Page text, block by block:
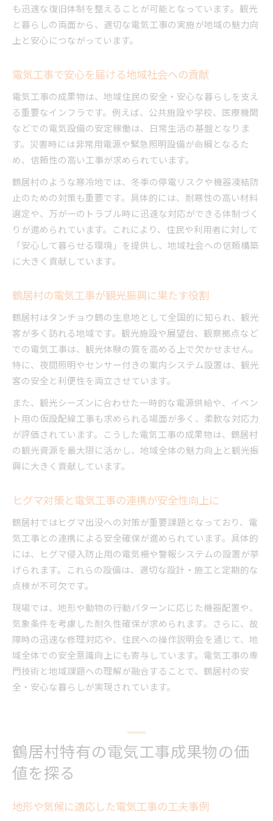
も迅速な復旧体制を整えることが可能となっています。観光
と暮らしの両面から、適切な電気工事の実施が地域の魅力向
上と安心につながっています。
電気工事で安心を届ける地域社会への貢献
電気工事の成果物は、地域住民の安全・安心な暮らしを支え
る重要なインフラです。例えば、公共施設や学校、医療機関
などでの電気設備の安定稼働は、日常生活の基盤となりま
す。災害時には非常用電源や緊急照明設備が命綱となるた
め、信頼性の高い工事が求められています。
鶴居村のような寒冷地では、冬季の停電リスクや機器凍結防
止のための対策も重要です。具体的には、耐寒性の高い材料
選定や、万が一のトラブル時に迅速な対応ができる体制づく
りが進められています。これにより、住民や利用者に対して
「安心して暮らせる環境」を提供し、地域社会への信頼構築
に大きく貢献しています。
鶴居村の電気工事が観光振興に果たす役割
鶴居村はタンチョウ鶴の生息地として全国的に知られ、観光
客が多く訪れる地域です。観光施設や展望台、観察拠点など
での電気工事は、観光体験の質を高める上で欠かせません。
特に、夜間照明やセンサー付きの案内システム設置は、観光
客の安全と利便性を両立させています。
また、観光シーズンに合わせた一時的な電源供給や、イベン
ト用の仮設配線工事も求められる場面が多く、柔軟な対応力
が評価されています。こうした電気工事の成果物は、鶴居村
の観光資源を最大限に活かし、地域全体の魅力向上と観光振
興に大きく貢献しています。
ヒグマ対策と電気工事の連携が安全性向上に
鶴居村ではヒグマ出没への対策が重要課題となっており、電
気工事との連携による安全確保が進められています。具体的
には、ヒグマ侵入防止用の電気柵や警報システムの設置が挙
げられます。これらの設備は、適切な設計・施工と定期的な
点検が不可欠です。
現場では、地形や動物の行動パターンに応じた機器配置や、
気象条件を考慮した耐久性確保が求められます。さらに、故
障時の迅速な修理対応や、住民への操作説明会を通じて、地
域全体での安全意識向上にも寄与しています。電気工事の専
門技術と地域課題への理解が融合することで、鶴居村の安
全・安心な暮らしが実現されています。
鶴居村特有の電気工事成果物の価
値を探る
地形や気候に適応した電気工事の工夫事例